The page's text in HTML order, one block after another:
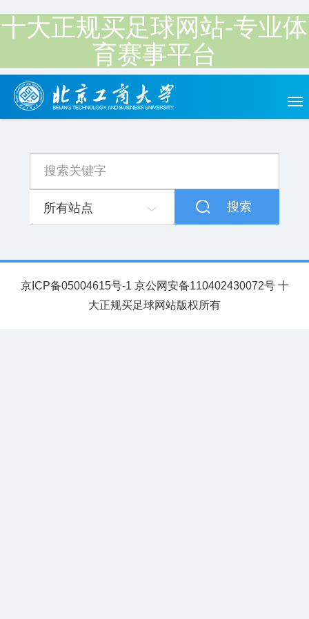
十大正规买足球网站-专业体
育赛事平台
所有站点 搜索
京ICP备05004615号-1 京公网安备110402430072号 十
大正规买足球网站版权所有